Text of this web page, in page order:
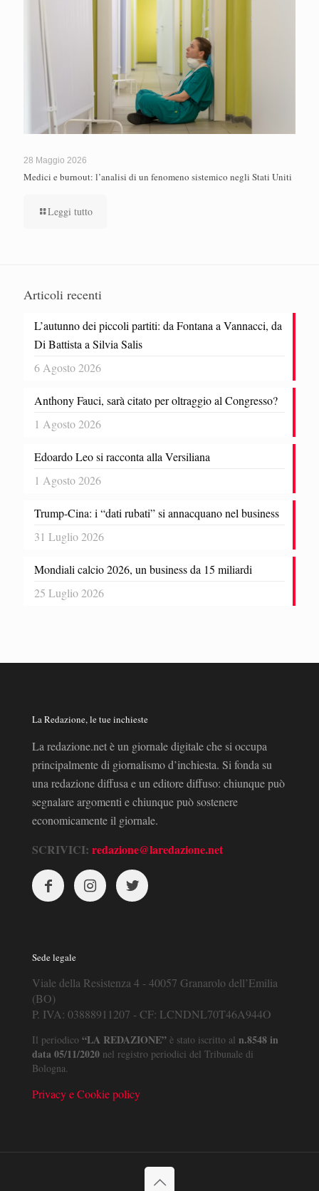
28 Maggio 2026
Medici e burnout: l’analisi di un fenomeno sistemico negli Stati Uniti
Leggi tutto
Articoli recenti
L’autunno dei piccoli partiti: da Fontana a Vannacci, da
Di Battista a Silvia Salis
6 Agosto 2026
Anthony Fauci, sarà citato per oltraggio al Congresso?
1 Agosto 2026
Edoardo Leo si racconta alla Versiliana
1 Agosto 2026
Trump-Cina: i “dati rubati” si annacquano nel business
31 Luglio 2026
Mondiali calcio 2026, un business da 15 miliardi
25 Luglio 2026
La Redazione, le tue inchieste
La redazione.net è un giornale digitale che si occupa
principalmente di giornalismo d’inchiesta. Si fonda su
una redazione diffusa e un editore diffuso: chiunque può
segnalare argomenti e chiunque può sostenere
economicamente il giornale.
SCRIVICI: redazione@laredazione.net
Sede legale
Viale della Resistenza 4 - 40057 Granarolo dell’Emilia
(BO)
P. IVA: 03888911207 - CF: LCNDNL70T46A944O
Il periodico “LA REDAZIONE” è stato iscritto al n.8548 in
data 05/11/2020 nel registro periodici del Tribunale di
Bologna.
Privacy e Cookie policy